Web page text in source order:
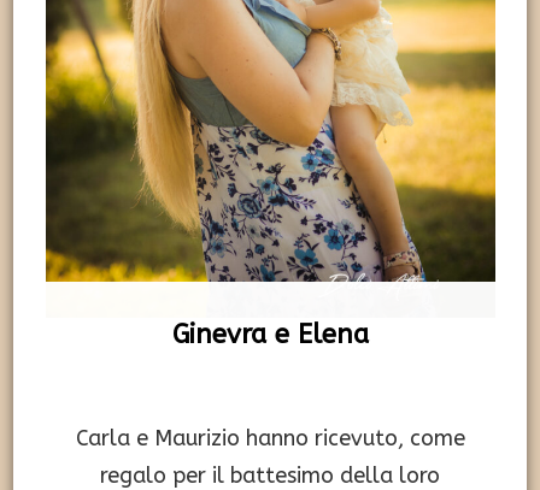
Ginevra e Elena
Carla e Maurizio hanno ricevuto, come
regalo per il battesimo della loro